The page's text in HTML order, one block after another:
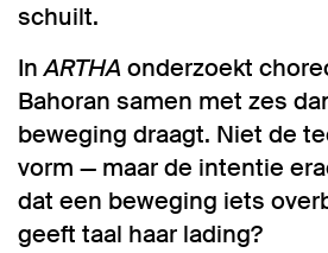
schuilt.
InARTHAonderzoekt
Bahoran samen met zes
beweging draagt. Niet de
vorm — maar de intentie
dat een beweging iets
geeft taal haar lading?